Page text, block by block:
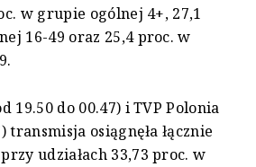
w grupie ogólnej 4+, 27,1
16-49 oraz 25,4 proc. w
19.50 do 00.47) i TVP Polonia
transmisja osiągnęła łącznie
udziałach 33,73 proc. w